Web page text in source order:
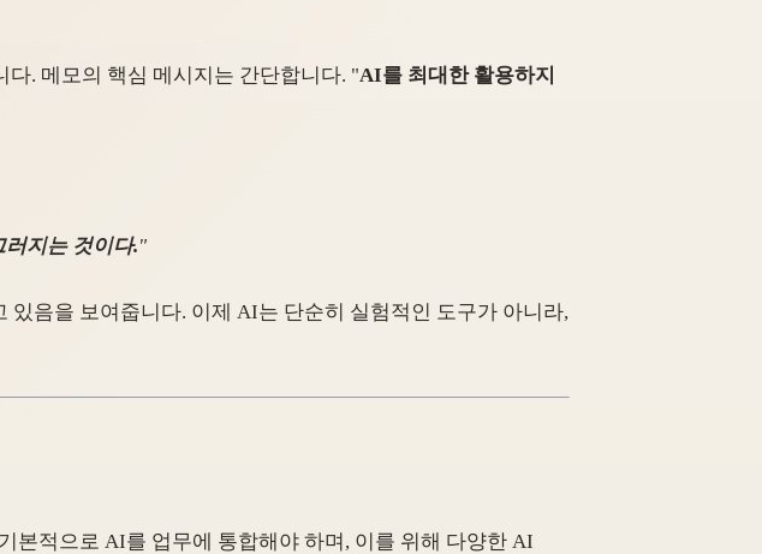
. 메모의 핵심 메시지는 간단합니다. "AI를 최대한 활용하지
지는 것이다."
있음을 보여줍니다. 이제 AI는 단순히 실험적인 도구가 아니라,
본적으로 AI를 업무에 통합해야 하며, 이를 위해 다양한 AI